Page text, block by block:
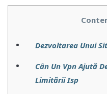
Dezvoltarea Unui
Cân Un Vpn Ajută
Limitării Isp